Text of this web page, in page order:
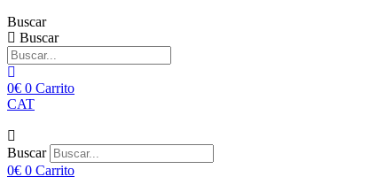
Buscar
Buscar
0€ 0 Carrito
CAT
Buscar
0€ 0 Carrito